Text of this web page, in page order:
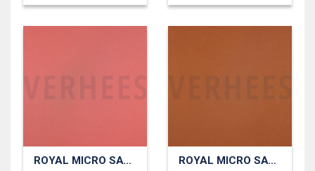
ROYAL MICRO SATIJN ROYAL MICRO SATIJN